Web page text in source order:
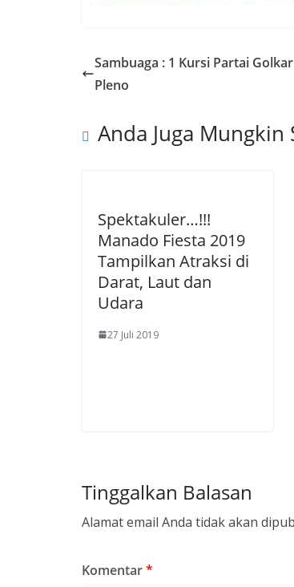
b
k
er
Sambuaga : 1 Kursi Partai
Pleno
Anda Juga Mungkin
Spektakuler…!!!
Manado Fiesta 2019
Tampilkan Atraksi di
Darat, Laut dan
Udara
27 Juli 2019
Tinggalkan Balasan
Alamat email Anda tidak akan
Komentar*